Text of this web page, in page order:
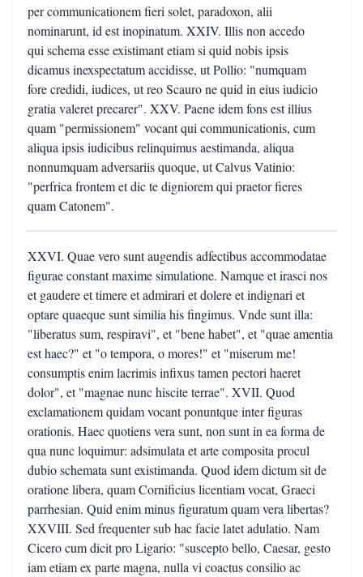
per communicationem fieri solet, paradoxon, alii
nominarunt, id est inopinatum. XXIV. Illis non accedo
qui schema esse existimant etiam si quid nobis ipsis
dicamus inexspectatum accidisse, ut Pollio: "numquam
fore credidi, iudices, ut reo Scauro ne quid in eius iudicio
gratia valeret precarer". XXV. Paene idem fons est illius
quam "permissionem" vocant qui communicationis, cum
aliqua ipsis iudicibus relinquimus aestimanda, aliqua
nonnumquam adversariis quoque, ut Calvus Vatinio:
"perfrica frontem et dic te digniorem qui praetor fieres
quam Catonem".
XXVI. Quae vero sunt augendis adfectibus accommodatae
figurae constant maxime simulatione. Namque et irasci nos
et gaudere et timere et admirari et dolere et indignari et
optare quaeque sunt similia his fingimus. Vnde sunt illa:
"liberatus sum, respiravi", et "bene habet", et "quae amentia
est haec?" et "o tempora, o mores!" et "miserum me!
consumptis enim lacrimis infixus tamen pectori haeret
dolor", et "magnae nunc hiscite terrae". XVII. Quod
exclamationem quidam vocant ponuntque inter figuras
orationis. Haec quotiens vera sunt, non sunt in ea forma de
qua nunc loquimur: adsimulata et arte composita procul
dubio schemata sunt existimanda. Quod idem dictum sit de
oratione libera, quam Cornificius licentiam vocat, Graeci
parrhesian. Quid enim minus figuratum quam vera libertas?
XXVIII. Sed frequenter sub hac facie latet adulatio. Nam
Cicero cum dicit pro Ligario: "suscepto bello, Caesar, gesto
iam etiam ex parte magna, nulla vi coactus consilio ac